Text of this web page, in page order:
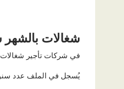
شغالات
في شركات تأجير
يُسجل في الملف عدد